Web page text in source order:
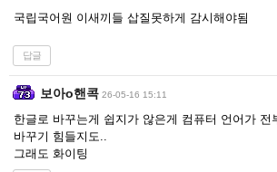
국립국어원 이새끼들 삽질못하게 감시해야됨
답글
보아o핸콕 26-05-16 15:11
한글로 바꾸는게 쉽지가 않은게 컴퓨터 언어가 전
바꾸기 힘들지도..
그래도 화이팅